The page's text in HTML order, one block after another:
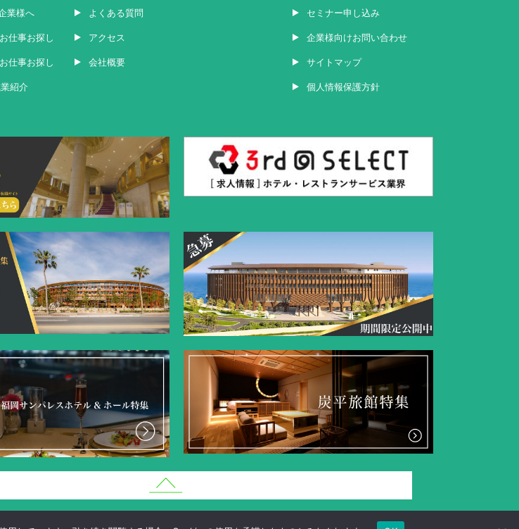
業様へ
仕事お探し
仕事お探し
紹介
よくある質問
アクセス
会社概要
セミナー申し込み
企業様向けお問い合わせ
サイトマップ
個人情報保護方針